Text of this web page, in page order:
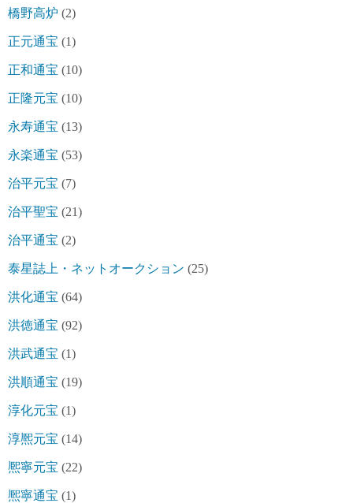
橋野高炉 (2)
正元通宝 (1)
正和通宝 (10)
正隆元宝 (10)
永寿通宝 (13)
永楽通宝 (53)
治平元宝 (7)
治平聖宝 (21)
治平通宝 (2)
泰星誌上・ネットオークション (25)
洪化通宝 (64)
洪徳通宝 (92)
洪武通宝 (1)
洪順通宝 (19)
淳化元宝 (1)
淳熈元宝 (14)
熈寧元宝 (22)
熈寧通宝 (1)